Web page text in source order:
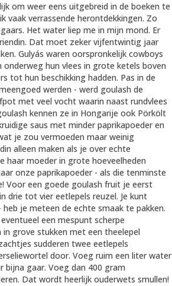
om weer eens uitgebreid in de boeken te
vaak verrassende herontdekkingen. Zo
Het water liep me in mijn mond. Er
Dat moet zeker vijfentwintig jaar
Gulyás waren oorspronkelijk cowboys
hun vlees in grote ketels boven
tot hun beschikking hadden. Pas in de
werden - werd goulash de
met veel vocht waarin naast rundvlees
kennen ze in Hongarije ook Pörkölt
saus met minder paprikapoeder en
je zou vermoeden maar weinig
alleen maken als je over echte
haar moeder in grote hoeveelheden
onze paprikapoeder - als die tenminste
Voor een goede goulash fruit je eerst
drie tot vier eetlepels reuzel. Je kunt
je meteen de echte smaak te pakken.
een mespunt scherpe
grove stukken met een theelepel
sudderen twee eetlepels
door. Voeg ruim een liter water
gaar. Voeg dan 400 gram
Dat wordt heerlijk ouderwets smullen!